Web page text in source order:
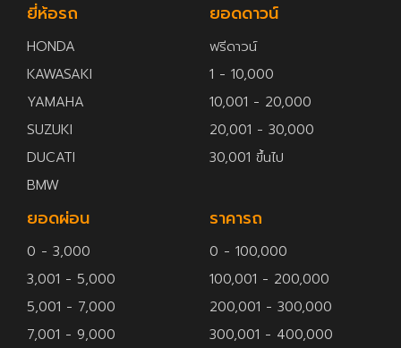
ยี่ห้อรถ
HONDA
KAWASAKI
YAMAHA
SUZUKI
DUCATI
BMW
ยอดดาวน์
ฟรีดาวน์
1 - 10,000
10,001 - 20,000
20,001 - 30,000
30,001 ขึ้นไป
ยอดผ่อน
0 - 3,000
3,001 - 5,000
5,001 - 7,000
7,001 - 9,000
ราคารถ
0 - 100,000
100,001 - 200,000
200,001 - 300,000
300,001 - 400,000